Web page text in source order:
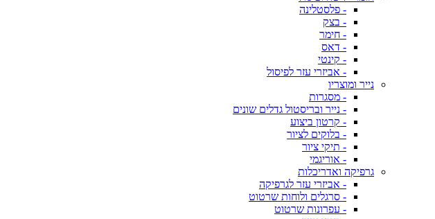
- פלסטלינה
- בצק
- חימר
- דאס
- קינטי
- אביזרי עזר לפיסול
נייר ומוצריו
- מסגרות
- נייר ובריסטול גדלים שונים
- קרטון ביצוע
- בלוקים לציור
- תיקי ציור
- אוריגמי
גרפיקה ואדריכלות
- אביזרי עזר לגרפיקה
- סרגלים ולוחות שרטוט
- עפרונות שרטוט